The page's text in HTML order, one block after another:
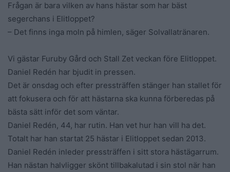
Frågan är bara vilken av hans hästar som har bäst
segerchans i Elitloppet?
– Det finns inga moln på himlen, säger Solvallatränaren.
Vi gästar Furuby Gård och Stall Zet veckan före Elitloppet.
Daniel Redén har bjudit in pressen.
Det är onsdag och efter pressträffen stänger han stallet för
att fokusera och för att hästarna ska kunna förberedas på
bästa sätt inför det som väntar.
Daniel Redén, 44, har rutin. Han vet hur han vill ha det.
Totalt har han startat 25 hästar i Elitloppet sedan 2013.
Daniel Redén inleder pressträffen i sitt stora hästägarrum.
Han nästan halvligger skönt tillbakalutad i sin stol när han